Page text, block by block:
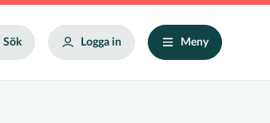
Search
Sök
Logga in Meny